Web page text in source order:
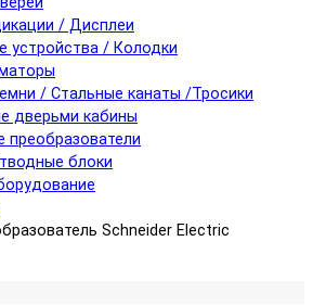
/ Дисплеи
устройства / Колодки
/ Стальные канаты /Тросики
дверьми кабины
преобразователи
блоки
Schneider Electric